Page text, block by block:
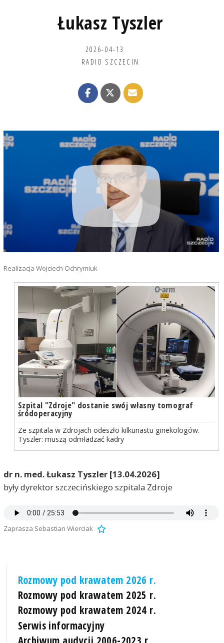
Łukasz Tyszler
2026-04-13
RADIO SZCZECIN
Realizacja Wojciech Ochrymiuk
Szpital "Zdroje" dostanie swój własny tomograf
śródoperacyjny
Ze szpitala w Zdrojach odeszło kilkunastu ginekologów.
Tyszler: muszą odmładzać kadry
dr n. med. Łukasz Tyszler [13.04.2026]
były dyrektor szczecińskiego szpitala Zdroje
Zaprasza Sebastian Wierciak
Rozmowy pod krawatem 2026 r.
Rozmowy pod krawatem 2025 r.
Rozmowy pod krawatem 2024 r.
Serwis informacyjny